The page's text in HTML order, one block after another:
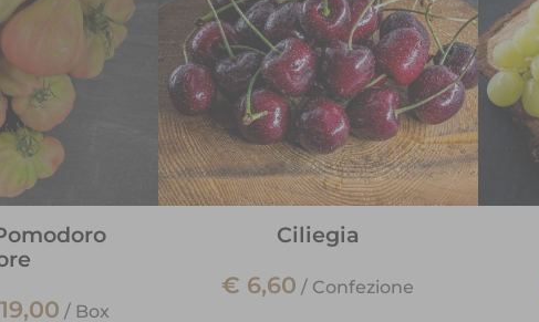
/ Box
Ciliegia
€ 6,60 / Confezione